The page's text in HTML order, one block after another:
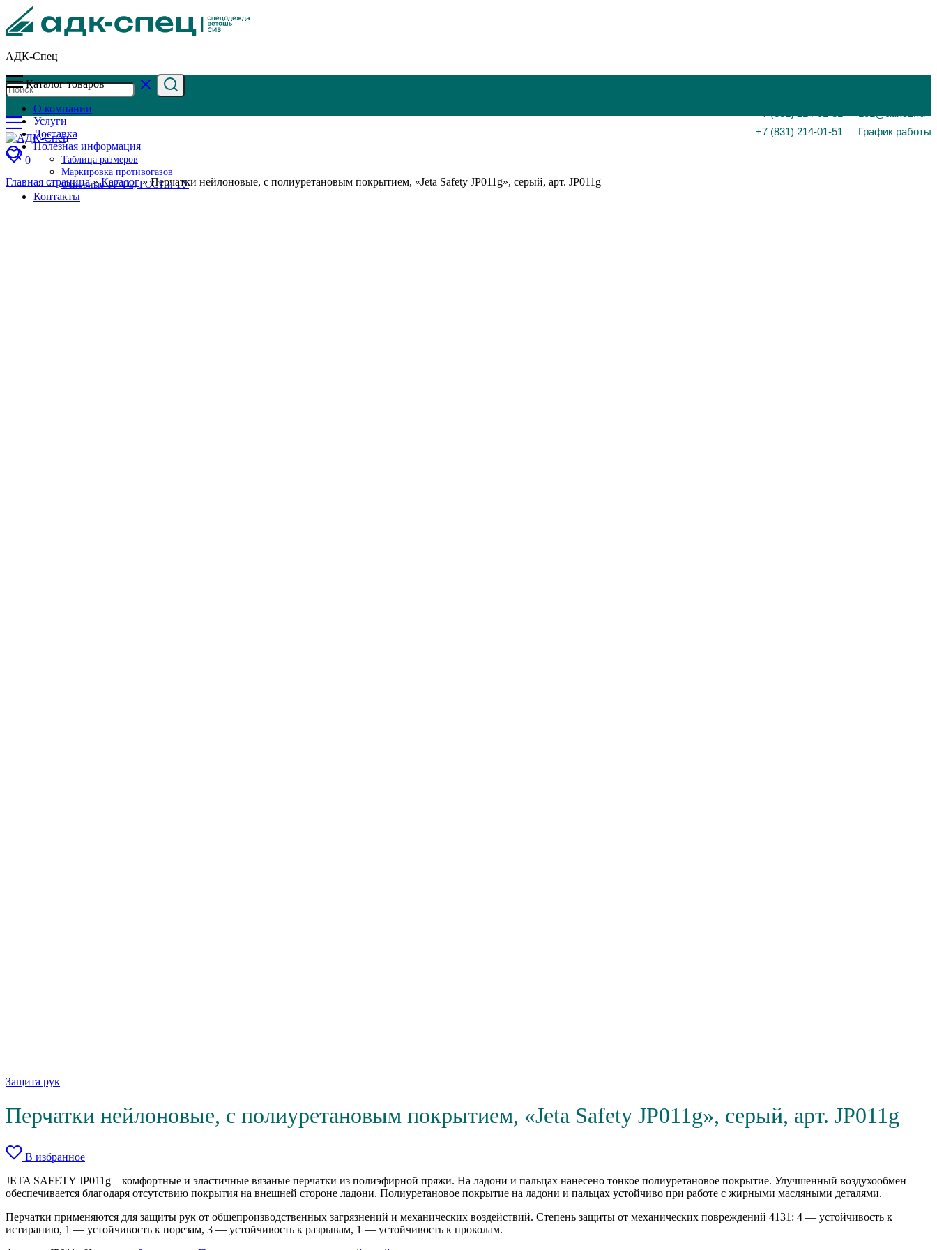
АДК-Спец
+7 (831) 214-01-51
График работы
0
Каталог товаров
О компании
Услуги
Доставка
Полезная информация
Таблица размеров
Маркировка противогазов
Основные ТР ТС, ГОСТ и ТУ
Контакты
Главная страница»Каталог»Перчатки нейлоновые, с полиуретановым покрытием, «Jeta Safety JP011g», серый, арт. JP011g
Защита рук
Перчатки нейлоновые, с полиуретановым покрытием, «Jeta Safety JP011g», серый, арт. JP011g
В избранное
JETA SAFETY JP011g – комфортные и эластичные вязаные перчатки из полиэфирной пряжи. На ладони и пальцах нанесено тонкое полиуретановое покрытие. Улучшенный воздухообмен
обеспечивается благодаря отсутствию покрытия на внешней стороне ладони. Полиуретановое покрытие на ладони и пальцах устойчиво при работе с жирными масляными деталями.
Перчатки применяются для защиты рук от общепроизводственных загрязнений и механических воздействий. Степень защиты от механических повреждений 4131: 4 — устойчивость к
истиранию, 1 — устойчивость к порезам, 3 — устойчивость к разрывам, 1 — устойчивость к проколам.